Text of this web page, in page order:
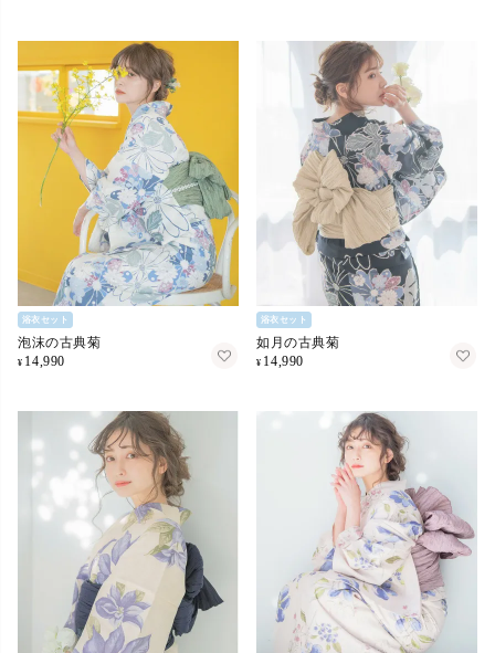
浴衣セット
泡沫の古典菊
¥ 14,990
浴衣セット
如月の古典菊
¥ 14,990